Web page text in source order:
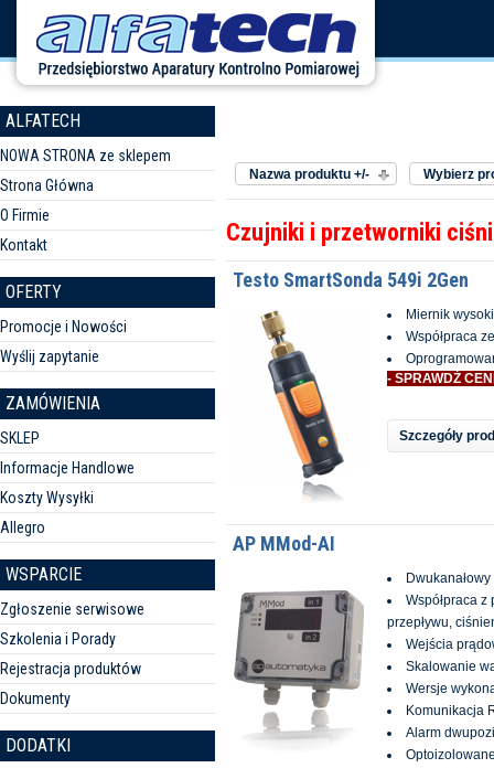
ALFATECH
NOWA STRONA ze sklepem
Strona Główna
O Firmie
Kontakt
OFERTY
Promocje i Nowości
Wyślij zapytanie
ZAMÓWIENIA
SKLEP
Informacje Handlowe
Koszty Wysyłki
Allegro
WSPARCIE
Zgłoszenie serwisowe
Szkolenia i Porady
Rejestracja produktów
Dokumenty
DODATKI
Nazwa produktu +/-
Wybierz
Czujniki i przetworniki
Testo SmartSonda 549i 2Gen
Miernik
Współpraca
- SPRAWDŹ
Szczegóły
AP MMod-AI
Współpraca
przepływu,
Wejścia
Skalowanie
Wersje
Komunikacja
Alarm